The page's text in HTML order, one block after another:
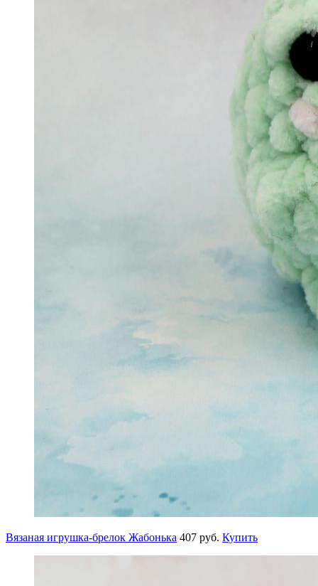
Вязаная игрушка-брелок Жабонька 407 руб. Купить